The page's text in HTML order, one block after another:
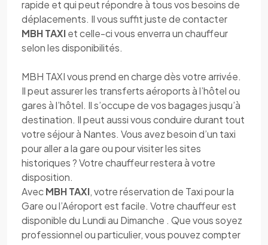
rapide et qui peut répondre à tous vos besoins de
déplacements. Il vous suffit juste de contacter
MBH TAXIet celle-ci vous enverra un chauffeur
selon les disponibilités.
MBH TAXI vous prend en charge dès votre arrivée.
Il peut assurer les transferts aéroports à l’hôtel ou
gares à l’hôtel. Il s’occupe de vos bagages jusqu’à
destination. Il peut aussi vous conduire durant tout
votre séjour à Nantes. Vous avez besoin d’un taxi
pour aller a la gare ou pour visiter les sites
historiques ? Votre chauffeur restera à votre
disposition.
AvecMBH TAXI, votre réservation de Taxi pour la
Gare ou l’Aéroport est facile. Votre chauffeur est
disponible du Lundi au Dimanche . Que vous soyez
professionnel ou particulier, vous pouvez compter